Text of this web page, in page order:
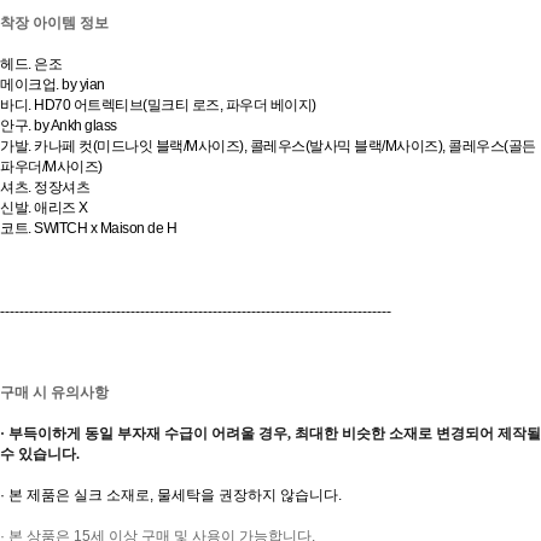
착장 아이템 정보
헤드. 은조
메이크업. by yian
바디. HD70 어트렉티브(밀크티 로즈, 파우더 베이지)
안구. by Ankh glass
가발. 카나페 컷(미드나잇 블랙/M사이즈), 콜레우스(발사믹 블랙/M사이즈), 콜레우스(골든
파우더/M사이즈)
셔츠. 정장셔츠
신발. 애리즈 X
코트. SWITCH x Maison de H
---------------------------------------------------------------------------------
구매 시 유의사항
· 부득이하게 동일 부자재 수급이 어려울 경우, 최대한 비슷한 소재로 변경되어 제작될
수 있습니다.
· 본 제품은 실크 소재로, 물세탁을 권장하지 않습니다.
· 본 상품은 15세 이상 구매 및 사용이 가능합니다.